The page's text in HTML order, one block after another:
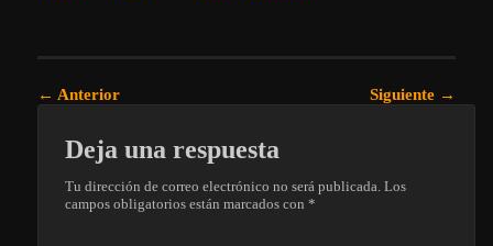
Navegación de entradas
← Anterior Siguiente →
Deja una respuesta
Tu dirección de correo electrónico no será publicada. Los
campos obligatorios están marcados con*